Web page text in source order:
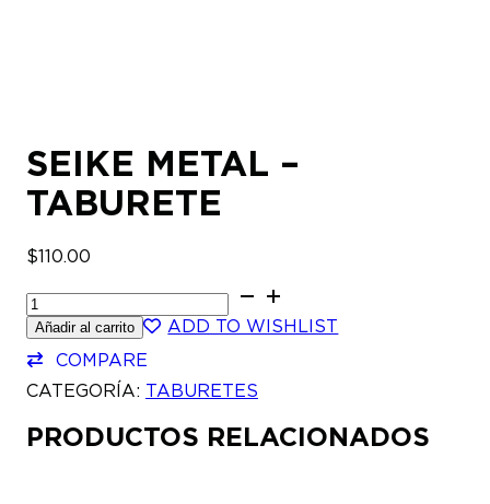
SEIKE METAL –
TABURETE
$110.00
SEIKE
METAL
-
TABURETE
CANTIDAD
Añadir al carrito
ADD TO WISHLIST
COMPARE
CATEGORÍA: TABURETES
PRODUCTOS RELACIONADOS